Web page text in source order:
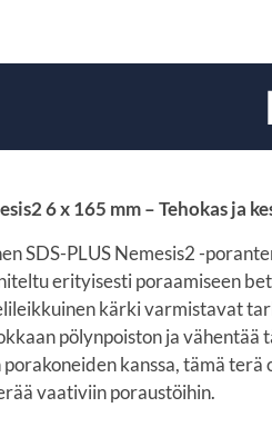
6 x 165 mm – Tehokas ja
SDS-PLUS Nemesis2 -
erityisesti poraamiseen
kärki varmistavat
pölynpoiston ja
kanssa, tämä
vaativiin poraustöihin.